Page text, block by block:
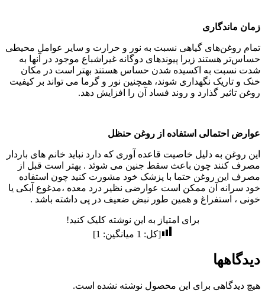
زمان ماندگاری
تمام روغن‌های گیاهی نسبت به نور و حرارت و سایر عوامل محیطی
حساس‌تر هستند زیرا پیوندهای دوگانه غیراشباع موجود در آنها به
شدت نسبت به اکسیده شدن حساس هستند بهتر است در مکان
خنک و تاریک نگهداری شوند، همچنین نور و گرما می تواند بر کیفیت
روغن تاثیر گذارد و روند فساد آن را افزایش دهد.
عوارض احتمالی استفاده از روغن حنظل
این روغن به دلیل خاصیت قاعده آوری که دارد نباید خانم های باردار
مصرف کنند چون باعث سقط جنین می شوئد . بهتر است قبل از
مصرف این روغن حتما با پزشک خود مشورت کنید چون استفاده
خود سرانه آن ممکن است عوارضی نظیر درد معده ،مدغوع آبکی یا
خونی ، استفراغ و همین طور نبض ضعیف در پی داشته باشد .
برای امتیاز به این نوشته کلیک کنید!
[کل: 1 میانگین: 1
]
دیدگاهها
هیچ دیدگاهی برای این محصول نوشته نشده است.